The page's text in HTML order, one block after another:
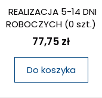
REALIZACJA 5-14 DNI
ROBOCZYCH (0 szt.)
77,75 zł
Do koszyka